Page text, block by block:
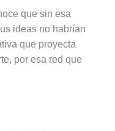
que sin esa
ideas no habrían
que proyecta
por esa red que